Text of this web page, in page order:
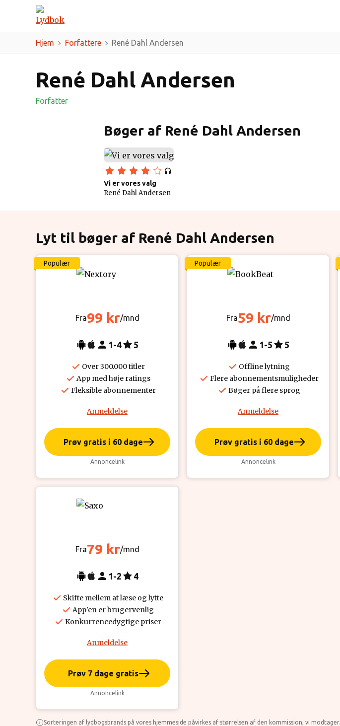
Hjem Forfattere René Dahl Andersen
René Dahl Andersen
Forfatter
Bøger af René Dahl Andersen
Vi er vores valg
René Dahl Andersen
Lyt til bøger af René Dahl Andersen
Populær
Fra99 kr/mnd
1-4 5
Over 300.000 titler
App med høje ratings
Fleksible abonnementer
Anmeldelse
Prøv gratis i 60 dage
Annoncelink
Populær
Fra59 kr/mnd
1-5 5
Offline lytning
Flere abonnementsmuligheder
Bøger på flere sprog
Anmeldelse
Prøv gratis i 60 dage
Annoncelink
Fra79 kr/mnd
1-2 4
Skifte mellem at læse og lytte
App'en er brugervenlig
Konkurrencedygtige priser
Anmeldelse
Prøv 7 dage gratis
Annoncelink
Sorteringen af lydbogsbrands på vores hjemmeside påvirkes af størrelsen af den kommission, vi modtager.